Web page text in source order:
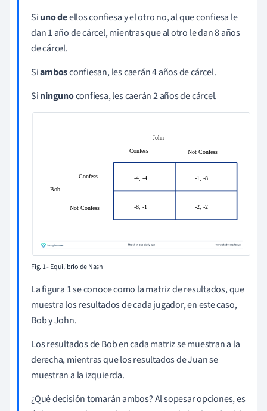
Siuno deellos confiesa y el otro no, al que confiesa le
dan 1 año de cárcel, mientras que al otro le dan 8 años
de cárcel.
Siambosconfiesan, les caerán 4 años de cárcel.
Siningunoconfiesa, les caerán 2 años de cárcel.
Fig. 1 - Equilibrio de Nash
La figura 1 se conoce como la matriz de resultados, que
muestra los resultados de cada jugador, en este caso,
Bob y John.
Los resultados de Bob en cada matriz se muestran a la
derecha, mientras que los resultados de Juan se
muestran a la izquierda.
¿Qué decisión tomarán ambos? Al sopesar opciones, es